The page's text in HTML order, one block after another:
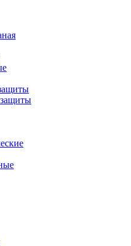
защиты